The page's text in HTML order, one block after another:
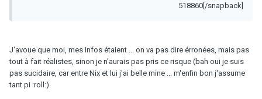
518860[/snapback]
J'avoue que moi, mes infos étaient ... on va pas dire érronées, mais pas
tout à fait réalistes, sinon je n'aurais pas pris ce risque (bah oui je suis
pas sucidaire, car entre Nix et lui j'ai belle mine ... m'enfin bon j'assume
tant pi :roll:).